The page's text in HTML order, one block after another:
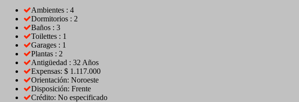
Ambientes : 4
Dormitorios : 2
Baños : 3
Toilettes : 1
Garages : 1
Plantas : 2
Antigüedad : 32 Años
Expensas: $ 1.117.000
Orientación: Noroeste
Disposición: Frente
Crédito: No especificado